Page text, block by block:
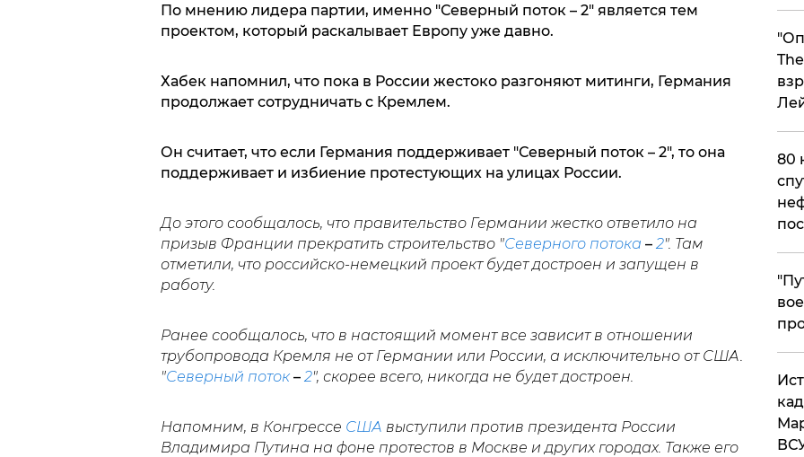
По мнению лидера партии, именно "Северный поток – 2" является тем
проектом, который раскалывает Европу уже давно.
Хабек напомнил, что пока в России жестоко разгоняют митинги, Германия
продолжает сотрудничать с Кремлем.
Он считает, что если Германия поддерживает "Северный поток – 2", то она
поддерживает и избиение протестующих на улицах России.
До этого сообщалось, что правительство Германии жестко ответило на
призыв Франции прекратить строительство "Северного потока – 2". Там
отметили, что российско-немецкий проект будет достроен и запущен в
работу.
Ранее сообщалось, что в настоящий момент все зависит в отношении
трубопровода Кремля не от Германии или России, а исключительно от США.
"Северный поток– 2", скорее всего, никогда не будет достроен.
Напомним, в Конгрессе США выступили против президента России
Владимира Путина на фоне протестов в Москве и других городах. Также его
80